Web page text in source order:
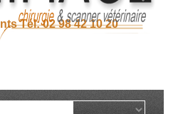
Tél: 02 98 42 10 20